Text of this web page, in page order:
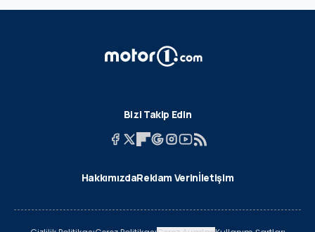
Bizi Takip Edin
HakkımızdaReklam Verinİletişim